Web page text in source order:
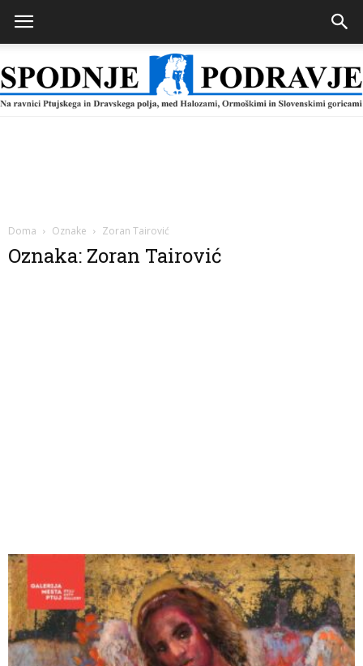
Doma Oznake Zoran Tairović
Oznaka: Zoran Tairović